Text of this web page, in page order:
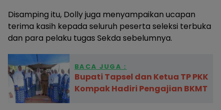
Disamping itu, Dolly juga menyampaikan ucapan
terima kasih kepada seluruh peserta seleksi terbuka
dan para pelaku tugas Sekda sebelumnya.
BACA JUGA :
Bupati Tapsel dan Ketua TP PKK
Kompak Hadiri Pengajian BKMT